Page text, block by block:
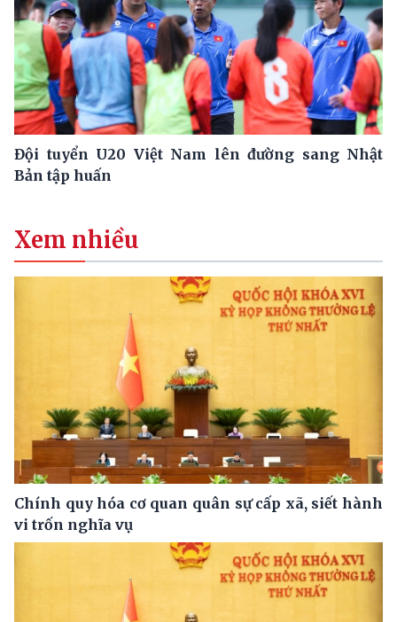
Đội tuyển U20 Việt Nam lên đường sang Nhật
Bản tập huấn
Xem nhiều
Chính quy hóa cơ quan quân sự cấp xã, siết hành
vi trốn nghĩa vụ